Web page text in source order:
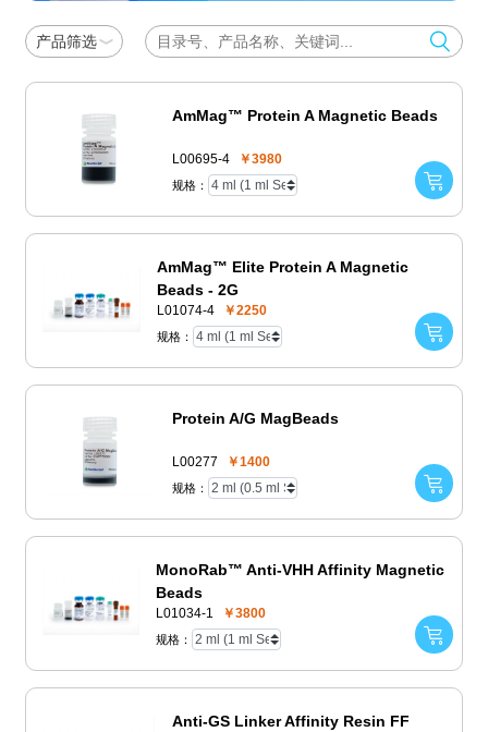
产品筛选
AmMag™ Protein A Magnetic Beads
L00695-4 ￥3980
规格：
AmMag™ Elite Protein A Magnetic
Beads - 2G
L01074-4 ￥2250
规格：
Protein A/G MagBeads
L00277 ￥1400
规格：
MonoRab™ Anti-VHH Affinity Magnetic
Beads
L01034-1 ￥3800
规格：
Anti-GS Linker Affinity Resin FF